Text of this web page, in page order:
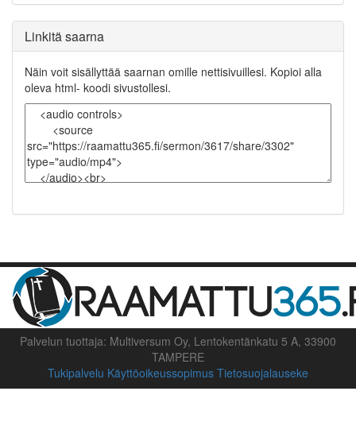
Linkitä saarna
Näin voit sisällyttää saarnan omille nettisivuillesi. Kopioi alla
oleva html- koodi sivustollesi.
Palvelun tuottaja: Multiversum Oy, Lentokentänkatu 5 A, 33900
TAMPERE
Tukipalvelu Käyttöoikeussopimus Tietosuojalauseke